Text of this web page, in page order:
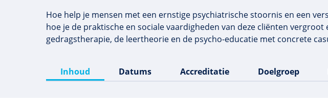
Hoe help je mensen met een ernstige psychiatrische stoornis en een
hoe je de praktische en sociale vaardigheden van deze cliënten
gedragstherapie, de leertheorie en de psycho-educatie met concrete
Inhoud Datums Accreditatie Doelgroep